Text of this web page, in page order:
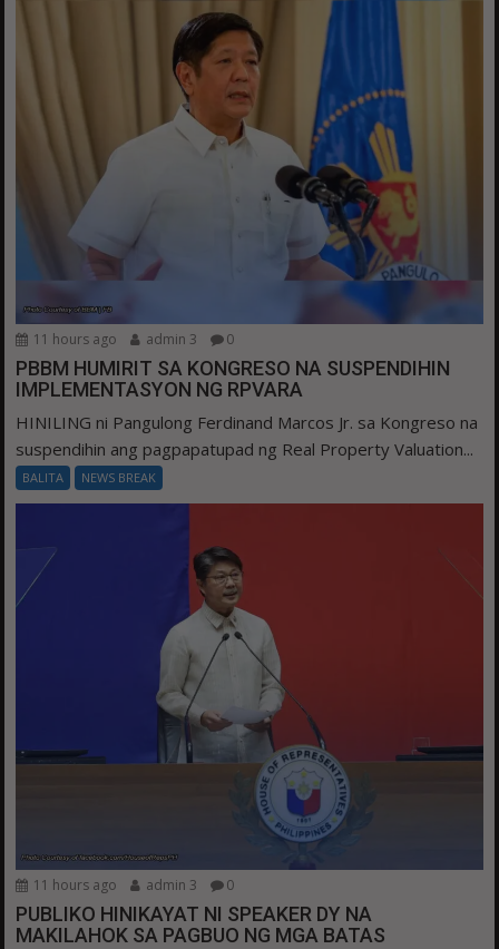
11 hours ago admin 3 0
PBBM HUMIRIT SA KONGRESO NA SUSPENDIHIN
IMPLEMENTASYON NG RPVARA
HINILING ni Pangulong Ferdinand Marcos Jr. sa Kongreso na
suspendihin ang pagpapatupad ng Real Property Valuation...
BALITA NEWS BREAK
11 hours ago admin 3 0
PUBLIKO HINIKAYAT NI SPEAKER DY NA
MAKILAHOK SA PAGBUO NG MGA BATAS